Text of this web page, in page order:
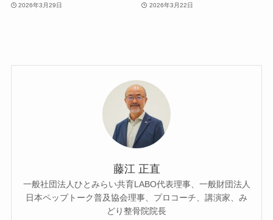
2026年3月29日 2026年3月22日
藤江 正直
一般社団法人ひとみらい共育LABO代表理事、一般財団法人
日本ペップトーク普及協会理事、プロコーチ、講演家、み
どり整骨院院長